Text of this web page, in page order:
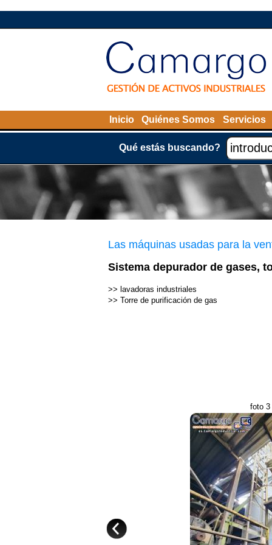
Inicio Quiénes Somos Servicios
Qué estás buscando?
Las máquinas usadas para la
Sistema depurador de gases,
>> lavadoras industriales
>> Torre de purificación de gas
foto 3